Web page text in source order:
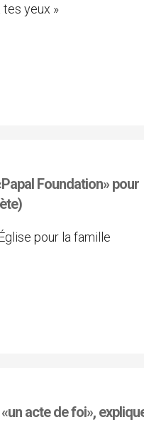
tes yeux »
Foundation» pour
pour la famille
acte de foi»,